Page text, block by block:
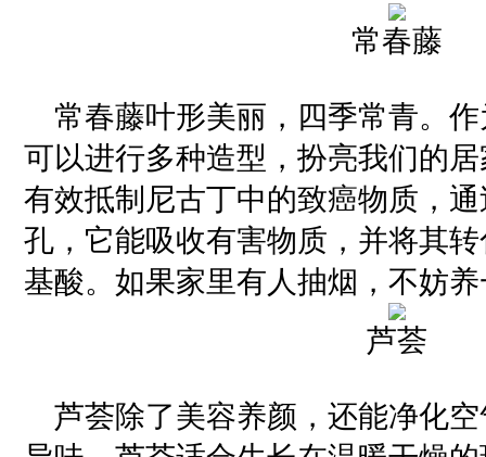
常春藤
常春藤叶形美丽，四季常青。
可以进行多种造型，扮亮我们的
有效抵制尼古丁中的致癌物质，
孔，它能吸收有害物质，并将其
基酸。如果家里有人抽烟，不妨
芦荟
芦荟除了美容养颜，还能净化